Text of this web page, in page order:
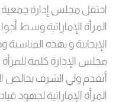
احتفل مجلس إدارة جمعية
المرأة الإماراتية وسط
الإيجابية و بهذه
مجلس الإدارة كلمة للمرأة
أتقدم ولي الشرف بخالص
المرأة الإماراتية لجهود